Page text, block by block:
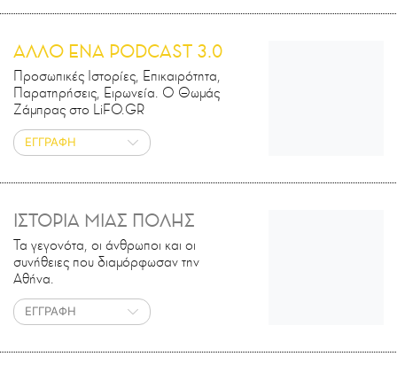
ΑΛΛΟ ΕΝΑ PODCAST 3.0
Προσωπικές Ιστορίες, Επικαιρότητα,
Παρατηρήσεις, Ειρωνεία. Ο Θωμάς
Ζάμπρας στο LiFO.GR
ΕΓΓΡΑΦΗ
ΙΣΤΟΡΙΑ ΜΙΑΣ ΠΟΛΗΣ
Τα γεγονότα, οι άνθρωποι και οι
συνήθειες που διαμόρφωσαν την
Αθήνα.
ΕΓΓΡΑΦΗ